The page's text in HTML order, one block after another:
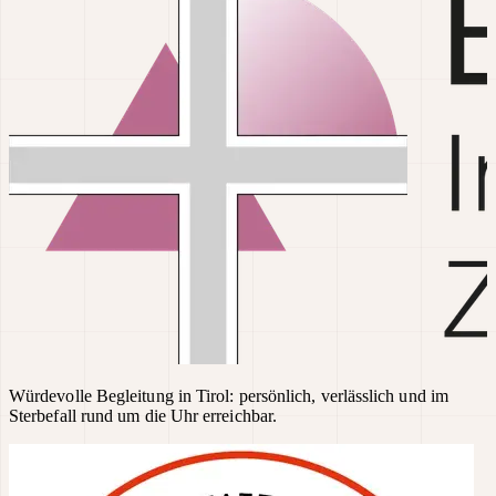
Würdevolle Begleitung in Tirol: persönlich, verlässlich und im
Sterbefall rund um die Uhr erreichbar.